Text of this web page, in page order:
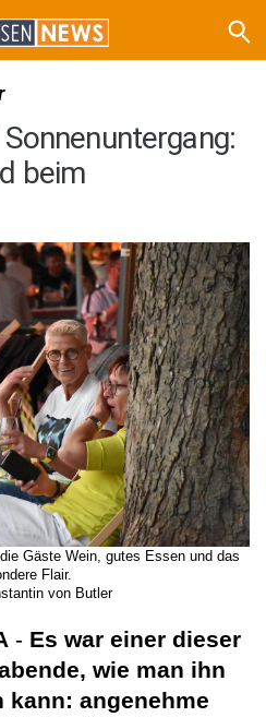
beim
Gäste Wein, gutes Essen und das
Flair.
von Butler
- Es war einer dieser
wie man ihn
angenehme